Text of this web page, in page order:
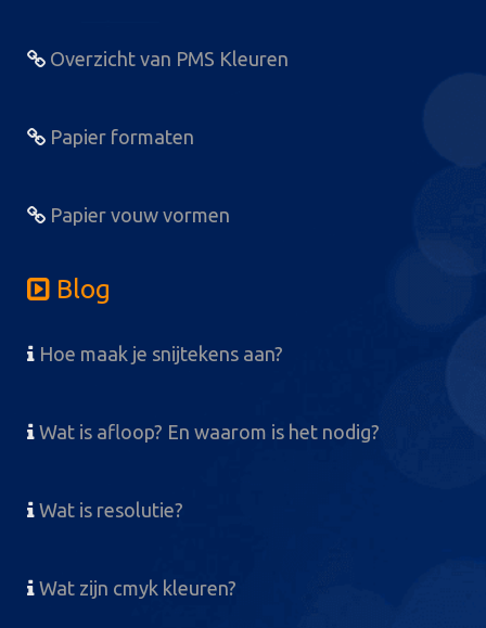
Overzicht van PMS Kleuren
Papier formaten
Papier vouw vormen
Blog
Hoe maak je snijtekens aan?
Wat is afloop? En waarom is het nodig?
Wat is resolutie?
Wat zijn cmyk kleuren?